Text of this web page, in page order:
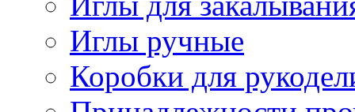
Иглы ручные
Коробки для